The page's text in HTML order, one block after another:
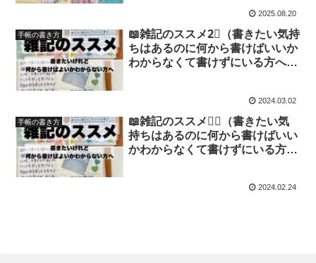
2025.08.20
手帳の書き方
📖雑記のススメ2⃣（書きたい気持
ちはあるのに何から書けばいいか
わからなくて書けずにいる方へ）
2024.03.02
手帳の書き方
📖雑記のススメ１⃣（書きたい気
持ちはあるのに何から書けばいい
かわからなくて書けずにいる方
2024.02.24